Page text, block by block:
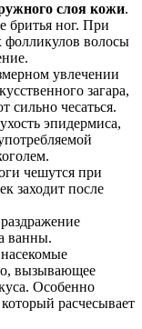
слоя кожи.
бритья ног. При
фолликулов волосы
увлечении
загара,
сильно чесаться.
эпидермиса,
чешутся при
заходит после
ванны.
вызывающее
Особенно
расчесывает